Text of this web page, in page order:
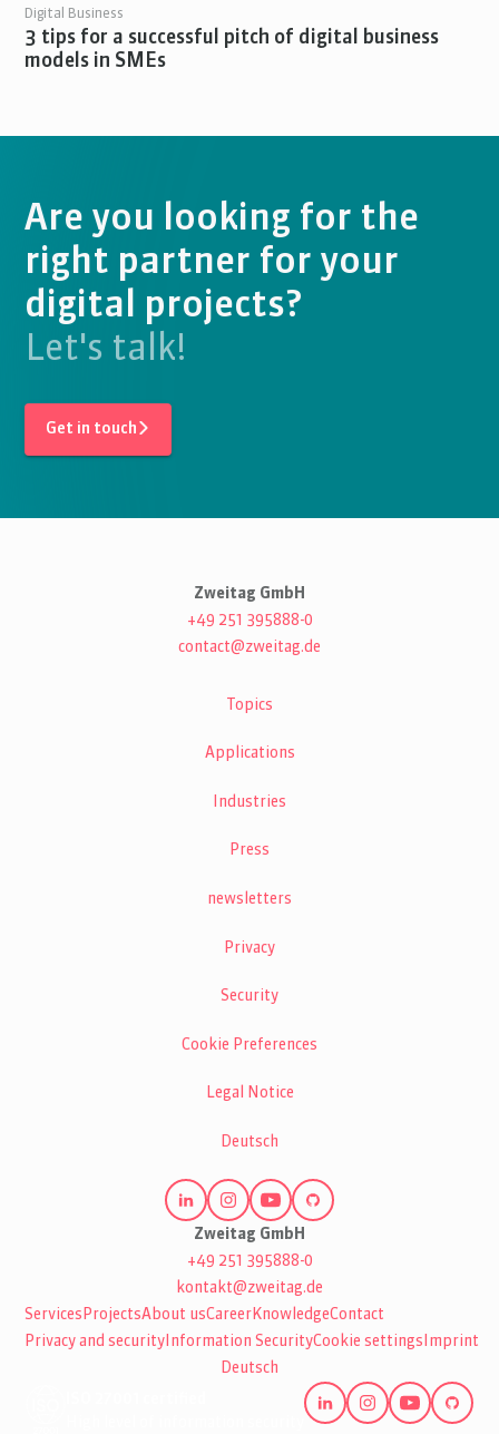
Digital Business
3 tips for a successful pitch of digital business
models in SMEs
Are you looking for the
right partner for your
digital projects?
Let's talk!
Get in touch
Zweitag GmbH
+49 251 395888-0
contact@zweitag.de
Topics
Applications
Industries
Press
newsletters
Privacy
Security
Cookie Preferences
Legal Notice
Deutsch
Zweitag GmbH
+49 251 395888-0
kontakt@zweitag.de
Services ProjectsAbout usCareer KnowledgeContact
Privacy and security Information SecurityCookie settings Imprint
Deutsch